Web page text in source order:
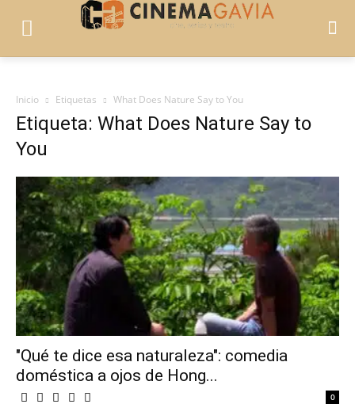
Inicio Etiquetas What Does Nature Say to You
Etiqueta: What Does Nature Say to
You
"Qué te dice esa naturaleza": comedia
doméstica a ojos de Hong...
0